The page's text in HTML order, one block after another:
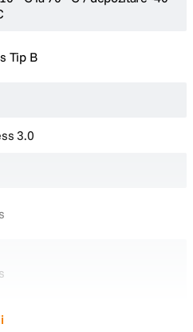
Tip B
3.0